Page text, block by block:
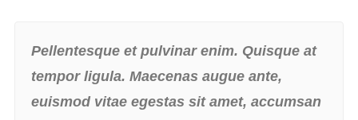
Pellentesque et pulvinar enim. Quisque at
tempor ligula. Maecenas augue ante,
euismod vitae egestas sit amet, accumsan